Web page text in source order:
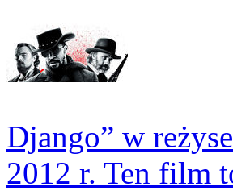
Django” w
2012 r. Ten film